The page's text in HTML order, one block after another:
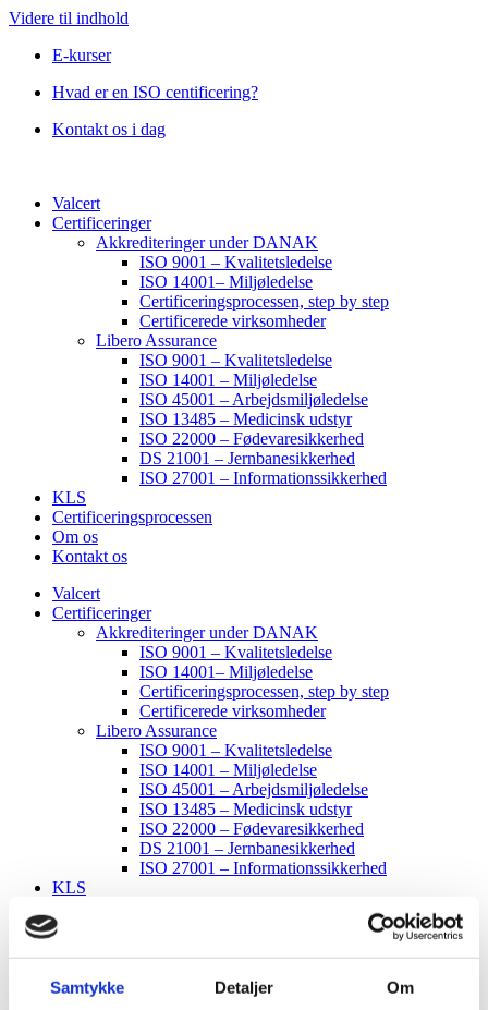
Samtykke Detaljer Om
Videre til indhold
E-kurser
Hvad er en ISO centificering?
Kontakt os i dag
Valcert
Certificeringer
Akkrediteringer under DANAK
ISO 9001 – Kvalitetsledelse
ISO 14001– Miljøledelse
Certificeringsprocessen, step by step
Certificerede virksomheder
Libero Assurance
ISO 9001 – Kvalitetsledelse
ISO 14001 – Miljøledelse
ISO 45001 – Arbejdsmiljøledelse
ISO 13485 – Medicinsk udstyr
ISO 22000 – Fødevaresikkerhed
DS 21001 – Jernbanesikkerhed
ISO 27001 – Informationssikkerhed
KLS
Certificeringsprocessen
Om os
Kontakt os
Valcert
Certificeringer
Akkrediteringer under DANAK
ISO 9001 – Kvalitetsledelse
ISO 14001– Miljøledelse
Certificeringsprocessen, step by step
Certificerede virksomheder
Libero Assurance
ISO 9001 – Kvalitetsledelse
ISO 14001 – Miljøledelse
ISO 45001 – Arbejdsmiljøledelse
ISO 13485 – Medicinsk udstyr
ISO 22000 – Fødevaresikkerhed
DS 21001 – Jernbanesikkerhed
ISO 27001 – Informationssikkerhed
KLS
Om os